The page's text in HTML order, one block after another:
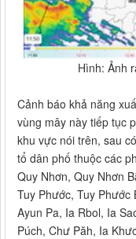
Hình: Ảnh
Cảnh báo khả năng
vùng mây này tiếp tục
khu vực nói trên, sau
tổ dân phố thuộc các
Quy Nhơn, Quy Nhơn
Tuy Phước, Tuy Phước
Ayun Pa, Ia Rbol, Ia
Púch, Chư Păh, Ia